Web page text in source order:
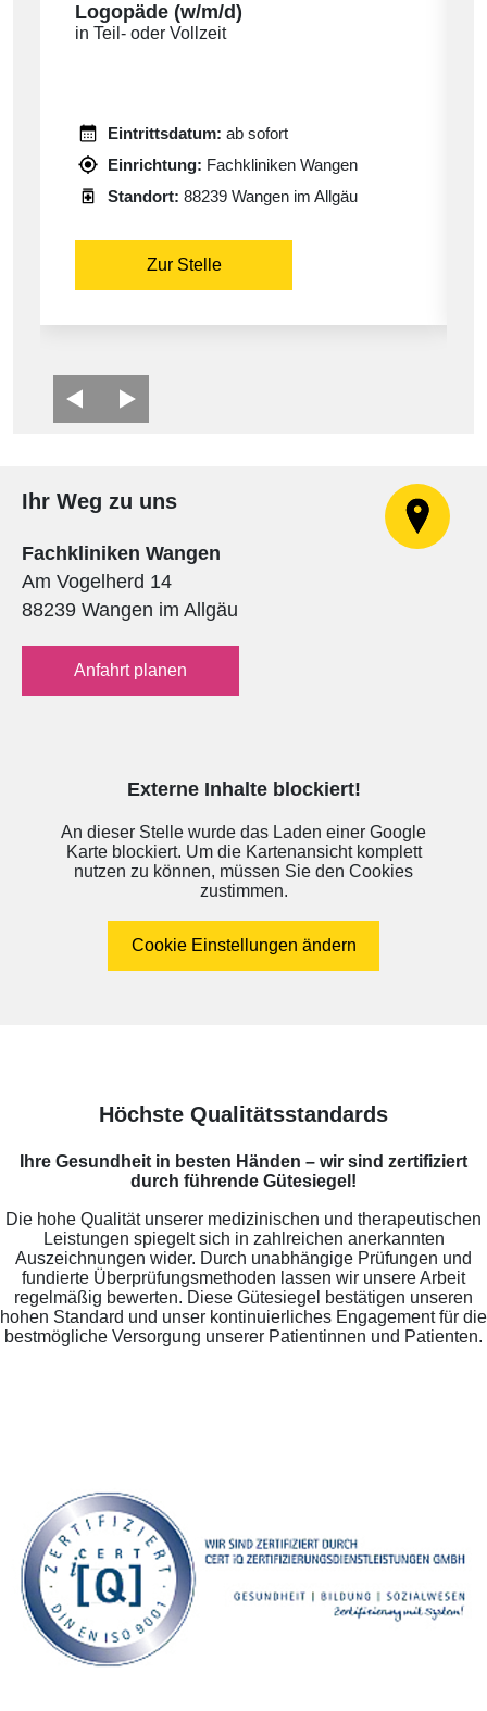
Logopäde (w/m/d)
in Teil- oder Vollzeit
Eintrittsdatum: ab sofort
Einrichtung: Fachkliniken Wangen
Standort: 88239 Wangen im Allgäu
Zur Stelle
Ihr Weg zu uns
Fachkliniken Wangen
Am Vogelherd 14
88239 Wangen im Allgäu
Anfahrt planen
Externe Inhalte blockiert!
An dieser Stelle wurde das Laden einer Google
Karte blockiert. Um die Kartenansicht komplett
nutzen zu können, müssen Sie den Cookies
zustimmen.
Cookie Einstellungen ändern
Höchste Qualitätsstandards
Ihre Gesundheit in besten Händen – wir sind zertifiziert
durch führende Gütesiegel!
Die hohe Qualität unserer medizinischen und therapeutischen
Leistungen spiegelt sich in zahlreichen anerkannten
Auszeichnungen wider. Durch unabhängige Prüfungen und
fundierte Überprüfungsmethoden lassen wir unsere Arbeit
regelmäßig bewerten. Diese Gütesiegel bestätigen unseren
hohen Standard und unser kontinuierliches Engagement für die
bestmögliche Versorgung unserer Patientinnen und Patienten.